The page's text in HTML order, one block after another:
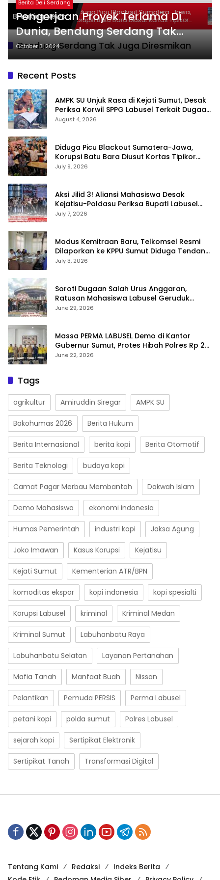
Breaking News
Terkait
MBG
Diduga Picu Blackout Sumatera-Jawa,
Korupsi Batu Bara Diusut Kortas Tipikor
Didukung P3H
Bendung Serdang Tak Juga Diresmikan
Berita Deli Serdang
Pengerjaan Proyek Terlama Di
Dunia, Bendung Serdang Tak
Juga Diresmikan
October 3, 2024
Recent Posts
AMPK SU Unjuk Rasa di Kejati Sumut, Desak
Periksa Korwil SPPG Labusel Terkait Dugaan
Bobroknya Dapur Program MBG
August 4, 2026
Diduga Picu Blackout Sumatera-Jawa,
Korupsi Batu Bara Diusut Kortas Tipikor
Didukung P3H
July 9, 2026
Aksi Jilid 3! Aliansi Mahasiswa Desak
Kejatisu-Poldasu Periksa Bupati Labusel
Terkait Dugaan Korupsi Rp36 M dan ‘Misteri’
July 7, 2026
Modus Kemitraan Baru, Telkomsel Resmi
Dilaporkan ke KPPU Sumut Diduga Tendang
Pengusaha Lokal!
July 3, 2026
Soroti Dugaan Salah Urus Anggaran,
Ratusan Mahasiswa Labusel Geruduk
Kantor Gubernur Sumut Desak Pengusutan
June 29, 2026
Massa PERMA LABUSEL Demo di Kantor
Gubernur Sumut, Protes Hibah Polres Rp 25
M-Desak Pilkades
June 22, 2026
Tags
agrikultur Amiruddin Siregar AMPK SU
Bakohumas 2026 Berita Hukum
Berita Internasional berita kopi Berita Otomotif
Berita Teknologi budaya kopi
Camat Pagar Merbau Membantah Dakwah Islam
Demo Mahasiswa ekonomi indonesia
Humas Pemerintah industri kopi Jaksa Agung
Joko Imawan Kasus Korupsi Kejatisu
Kejati Sumut Kementerian ATR/BPN
komoditas ekspor kopi indonesia kopi spesialti
Korupsi Labusel kriminal Kriminal Medan
Kriminal Sumut Labuhanbatu Raya
Labuhanbatu Selatan Layanan Pertanahan
Mafia Tanah Manfaat Buah Nissan
Pelantikan Pemuda PERSIS Perma Labusel
petani kopi polda sumut Polres Labusel
sejarah kopi Sertipikat Elektronik
Sertipikat Tanah Transformasi Digital
Tentang Kami Redaksi
Indeks Berita